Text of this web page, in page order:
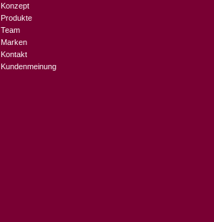
Konzept
Produkte
Team
Marken
Kontakt
Kundenmeinung